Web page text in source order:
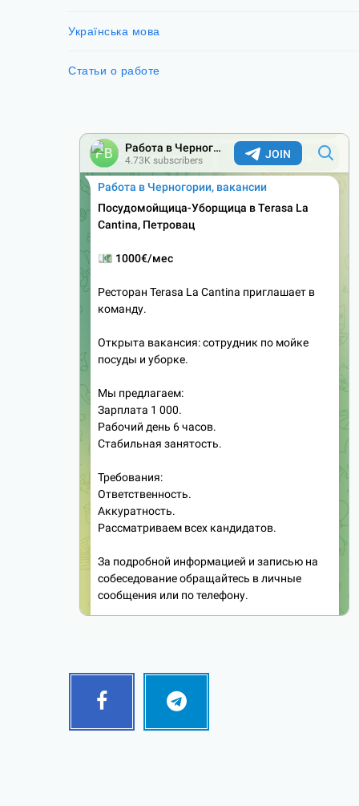
Українська мова
Статьи о работе
Facebook Telegram
Follow